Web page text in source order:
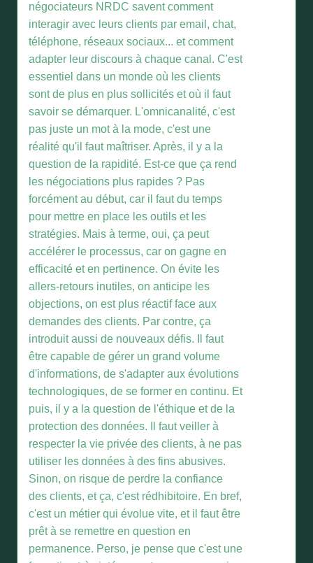
négociateurs NRDC savent comment
interagir avec leurs clients par email, chat,
téléphone, réseaux sociaux... et comment
adapter leur discours à chaque canal. C'est
essentiel dans un monde où les clients
sont de plus en plus sollicités et où il faut
savoir se démarquer. L'omnicanalité, c'est
pas juste un mot à la mode, c'est une
réalité qu'il faut maîtriser. Après, il y a la
question de la rapidité. Est-ce que ça rend
les négociations plus rapides ? Pas
forcément au début, car il faut du temps
pour mettre en place les outils et les
stratégies. Mais à terme, oui, ça peut
accélérer le processus, car on gagne en
efficacité et en pertinence. On évite les
allers-retours inutiles, on anticipe les
objections, on est plus réactif face aux
demandes des clients. Par contre, ça
introduit aussi de nouveaux défis. Il faut
être capable de gérer un grand volume
d'informations, de s'adapter aux évolutions
technologiques, de se former en continu. Et
puis, il y a la question de l'éthique et de la
protection des données. Il faut veiller à
respecter la vie privée des clients, à ne pas
utiliser les données à des fins abusives.
Sinon, on risque de perdre la confiance
des clients, et ça, c'est rédhibitoire. En bref,
c'est un métier qui évolue vite, et il faut être
prêt à se remettre en question en
permanence. Perso, je pense que c'est une